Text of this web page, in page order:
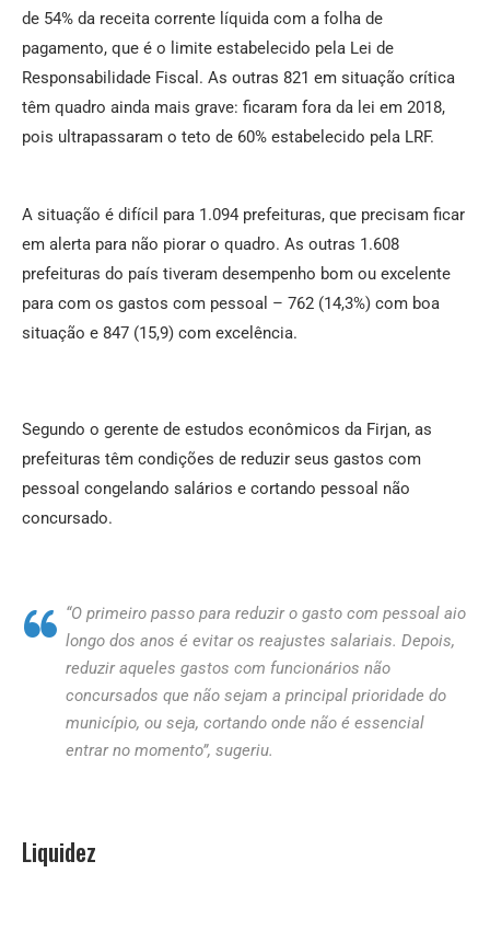
de 54% da receita corrente líquida com a folha de
pagamento, que é o limite estabelecido pela Lei de
Responsabilidade Fiscal. As outras 821 em situação crítica
têm quadro ainda mais grave: ficaram fora da lei em 2018,
pois ultrapassaram o teto de 60% estabelecido pela LRF.
A situação é difícil para 1.094 prefeituras, que precisam ficar
em alerta para não piorar o quadro. As outras 1.608
prefeituras do país tiveram desempenho bom ou excelente
para com os gastos com pessoal – 762 (14,3%) com boa
situação e 847 (15,9) com excelência.
Segundo o gerente de estudos econômicos da Firjan, as
prefeituras têm condições de reduzir seus gastos com
pessoal congelando salários e cortando pessoal não
concursado.
“O primeiro passo para reduzir o gasto com pessoal aio
longo dos anos é evitar os reajustes salariais. Depois,
reduzir aqueles gastos com funcionários não
concursados que não sejam a principal prioridade do
município, ou seja, cortando onde não é essencial
entrar no momento”, sugeriu.
Liquidez